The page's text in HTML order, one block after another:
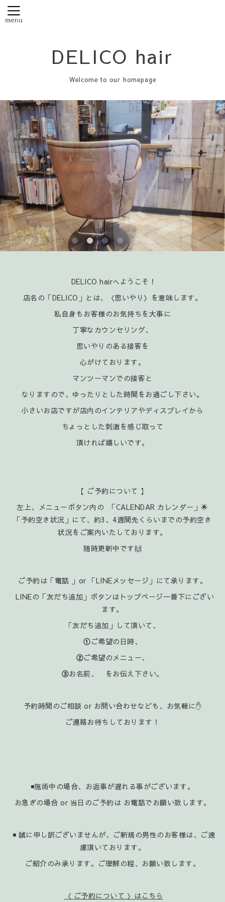
DELICO hair
Welcome to our homepage
DELICO hairへようこそ！
店名の「DELICO」とは、〈思いやり〉を意味します。
私自身もお客様のお気持ちを大事に
丁寧なカウンセリング、
思いやりのある接客を
心がけております。
マンツーマンでの接客と
なりますので、ゆったりとした時間をお過ごし下さい。
小さいお店ですが店内のインテリアやディスプレイから
ちょっとした刺激を感じ取って
頂ければ嬉 しいです。
【 ご予約について 】
左上、メニューボタン内の 「CALENDAR カレンダー」🌟
「予約空き状況」にて、約3、4週間先くらいまでの予約空き
状況をご案内いたしております。
随時更新中です🙌
ご予約は「電話 」or 「LINEメッセージ」にて承ります。
LINEの「友だち追加」ボタンはトップページ一番下にござい
ます。
「友だち追加」して頂いて、
①ご希望の日時、
②ご希望のメニュー、
③お名前、 をお伝え下さい。
予約時間のご相談 or お問い合わせなども、お気軽に✋️
ご連絡お待ちしております！
◾施術中の場合、お返事が遅れる事がございます。
お急ぎの場合 or 当日のご予約は お電話でお願い致します。
◾ 誠に申し訳ございませんが、ご新規の男性のお客様は、ご遠
慮頂いております。
ご紹介のみ承ります。ご理解の程、お願い致します。
〈 ご予約について 〉はこちら